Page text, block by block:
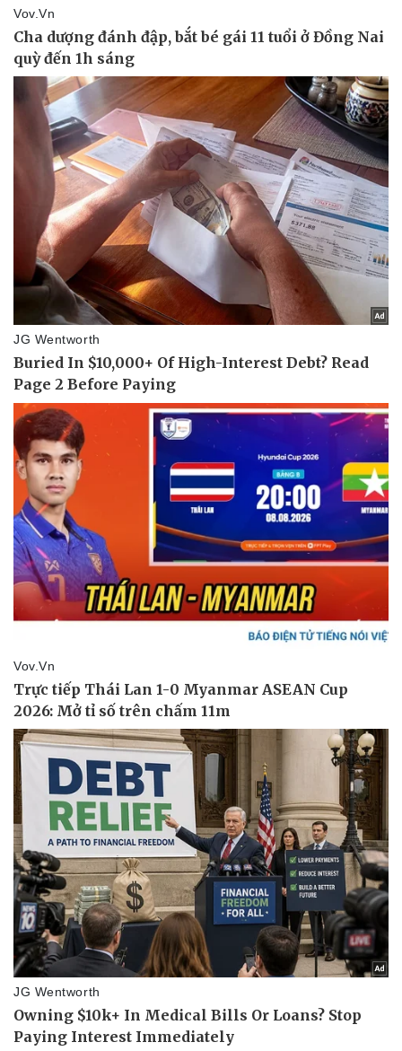
Thể thao
Bóng đá
Lịch thi đấu bóng đá
Thế giới thể thao
eSports
Hậu trường
Ô tô
Xe máy
Tư vấn